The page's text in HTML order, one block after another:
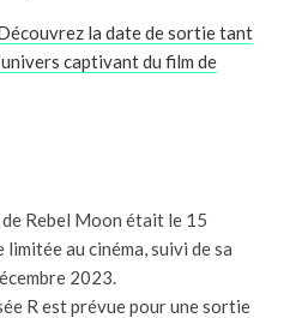
la date de sortie tant
captivant du film de
Rebel Moon était le 15
au cinéma, suivi de sa
2023.
R est prévue pour une sortie